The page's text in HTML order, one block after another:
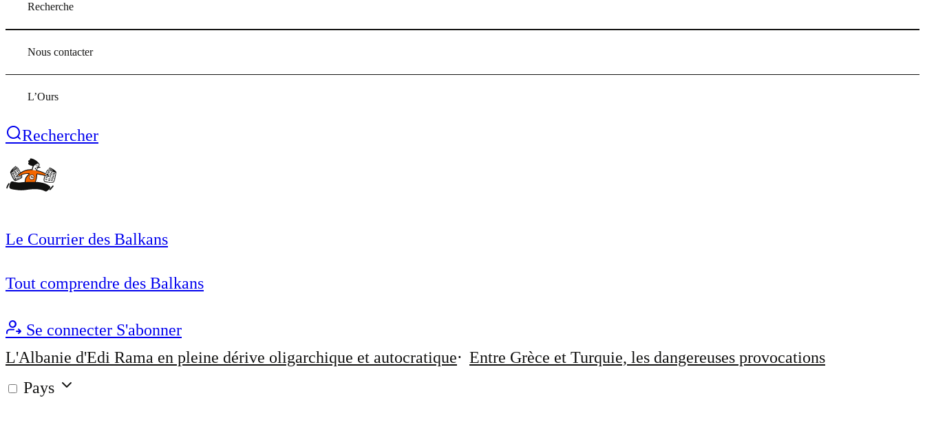
Recherche
Nous contacter
L’Ours
Rechercher
Le Courrier des Balkans
Tout comprendre des Balkans
Se connecter S'abonner
L'Albanie d'Edi Rama en pleine dérive oligarchique et autocratique
Entre Grèce et Turquie, les dangereuses provocations
Pays